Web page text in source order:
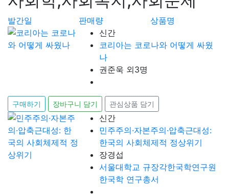
발간일 판매량
상품명
신간
코리아는 코로나와 어떻게 싸웠
나
권준욱 외3명
구매하기 장바구니 담기 관심상품 담기
신간
민주주의·자본주의·압축근대성:
한국의 사회체제적 정상위기
장경섭
서울대학교 규장각한국학연구원
한국학 연구총서